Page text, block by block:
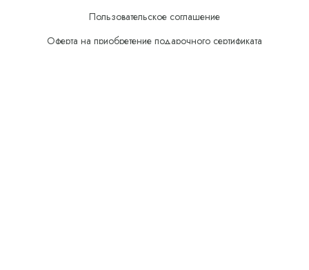
Пользовательское соглашение
Оферта на приобретение подарочного сертификата